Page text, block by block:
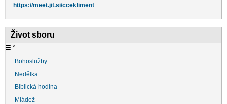
https://meet.jit.si/ccekliment
Život sboru
☰ ˟
Bohoslužby
Nedělka
Biblická hodina
Mládež